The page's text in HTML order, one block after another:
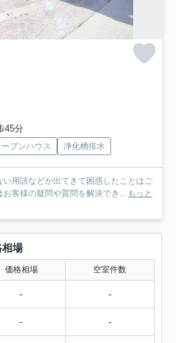
45分
ープンハウス 浄化槽排水
用語などが出てきて困惑したことはご
客様の疑問や質問を解決でき... もっと
相場
価格相場 空室件数
- -
- -